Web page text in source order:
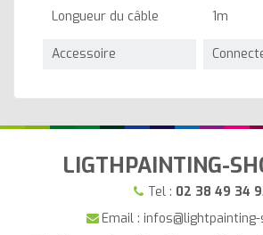
Longueur du câble 1m
Accessoire
LIGTHPAINTING-
Tel : 02 38 49 34
Email :